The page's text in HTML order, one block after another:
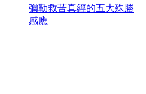
彌勒救苦真經的五大殊勝
感應